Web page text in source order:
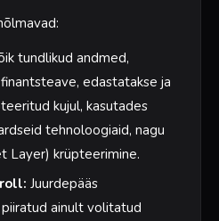
tundlikud andmed,
edastatakse ja
kujul, kasutades
tehnoloogiaid, nagu
Layer) krüpteerimine.
Juurdepääs
ainult volitatud